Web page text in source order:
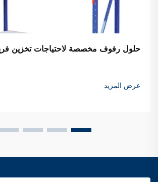
حلول رفوف مخصصة لاحتياجات تخزين
عرض المزيد